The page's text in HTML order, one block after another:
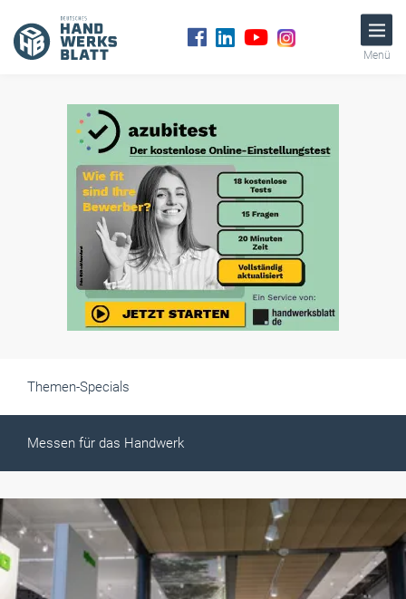
Menü
Themen-Specials
Messen für das Handwerk